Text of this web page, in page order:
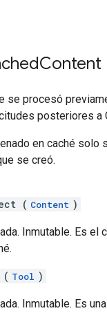
Content
se procesó
posteriores a
en caché solo
se creó.
( Content )
Inmutable. Es el
( Tool )
Inmutable. Es